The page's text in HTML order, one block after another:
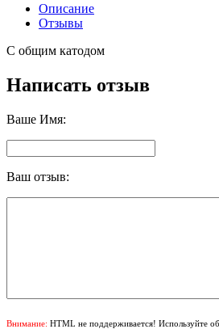
Описание
Отзывы
С общим катодом
Написать отзыв
Ваше Имя:
Ваш отзыв:
Внимание: HTML не поддерживается! Используйте